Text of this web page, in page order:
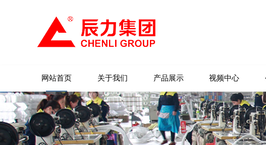
网站首页 关于我们 产品展示 视频中心